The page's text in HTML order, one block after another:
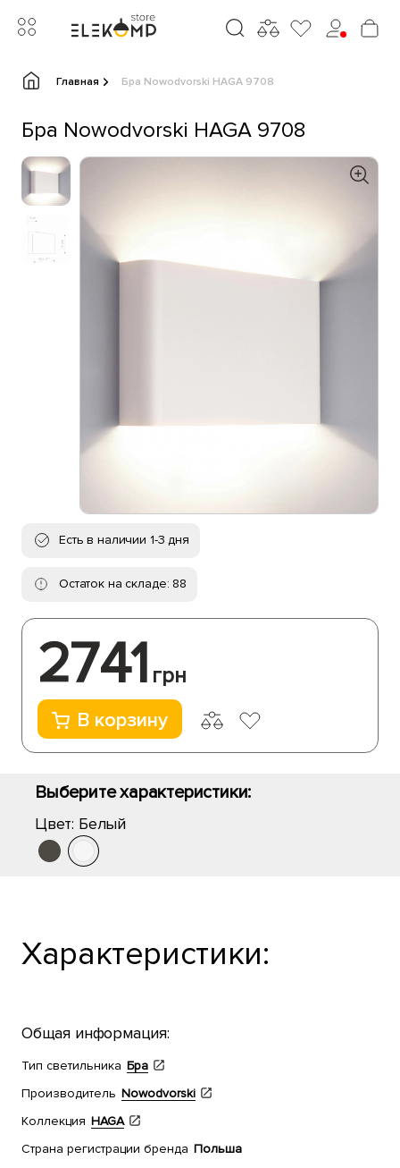
Главная Бра Nowodvorski HAGA 9708
Бра Nowodvorski HAGA 9708
Есть в наличии 1-3 дня
Остаток на складе: 88
2741 грн
В корзину
Выберите характеристики:
Цвет: Белый
Характеристики:
Общая информация:
Тип светильника Бра
Производитель Nowodvorski
Коллекция HAGA
Страна регистрации бренда Польша